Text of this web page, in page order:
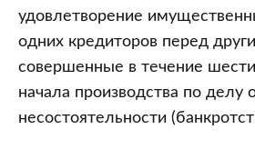
удовлетворение
одних кредиторов перед
совершенные в течение
начала производства по делу
несостоятельности